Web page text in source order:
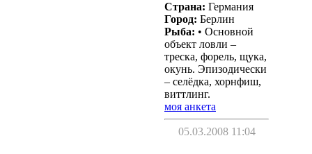
Страна: Германия
Город: Берлин
Рыба: • Основной
объект ловли –
треска, форель, щука,
окунь. Эпизодически
– селёдка, хорнфиш,
виттлинг.
моя анкета
05.03.2008 11:04